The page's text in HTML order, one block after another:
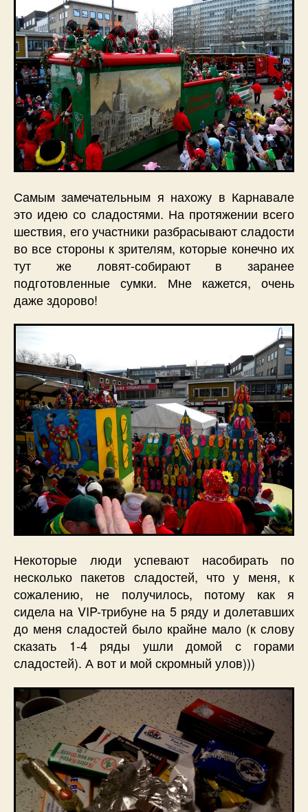
Самым замечательным я нахожу в Карнавале
это идею со сладостями. На протяжении всего
шествия, его участники разбрасывают сладости
во все стороны к зрителям, которые конечно их
тут же ловят-собирают в заранее
подготовленные сумки. Мне кажется, очень
даже здорово!
Некоторые люди успевают насобирать по
несколько пакетов сладостей, что у меня, к
сожалению, не получилось, потому как я
сидела на VIP-трибуне на 5 ряду и долетавших
до меня сладостей было крайне мало (к слову
сказать 1-4 ряды ушли домой с горами
сладостей). А вот и мой скромный улов)))